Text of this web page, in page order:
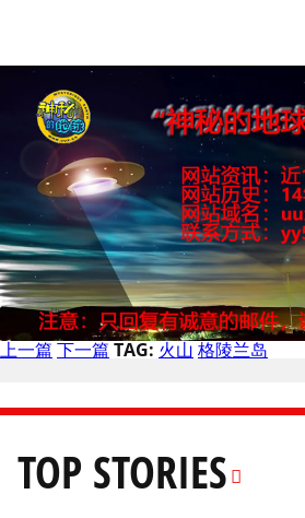
上一篇 下一篇 TAG: 火山 格陵兰岛
TOP STORIES